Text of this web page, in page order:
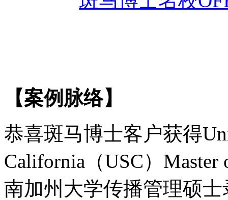
【案例脉络】
恭喜斑马博士客户获得
California（USC）Master
南加州大学传播管理硕士